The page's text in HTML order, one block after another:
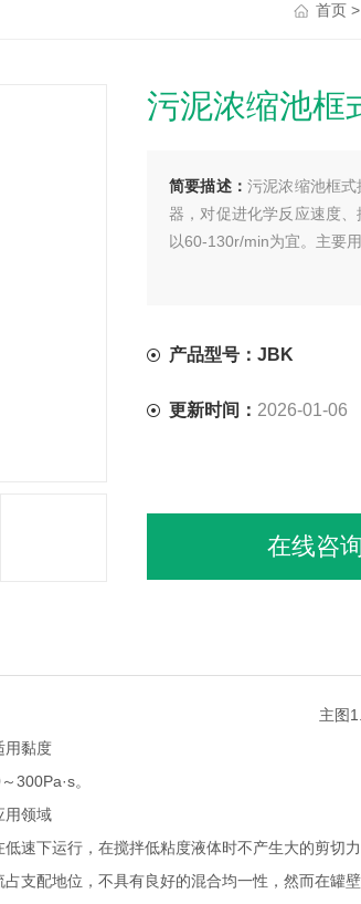
首页 >
污泥浓缩池框
简要描述： 污泥浓缩池框
器，对促进化学反应速度
以60-130r/min为宜。主要
产品型号：JBK
更新时间： 2026-01-06
在线咨询
用黏度
。
用领域
下运行，在搅拌低粘度液体时不产生大的剪切
支配地位，不具有良好的混合均一性，然而在罐